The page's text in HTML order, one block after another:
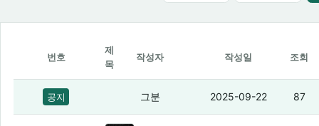
번호
제
목
작성자 작성일 조회
공지 버그 신고나 개발 요청 같은건 여기에 하
그분 2025-09-22 87